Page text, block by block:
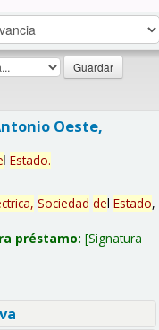
Oeste,
l Estado.
Sociedad del Estado,
préstamo: Signatura